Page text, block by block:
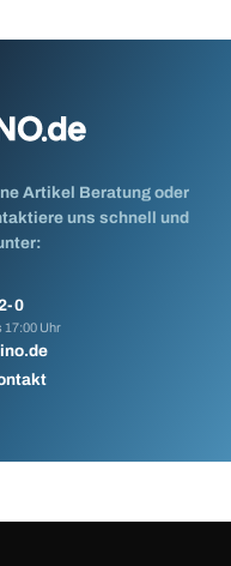
Artikel Beratung oder
uns schnell und
0
17:00 Uhr